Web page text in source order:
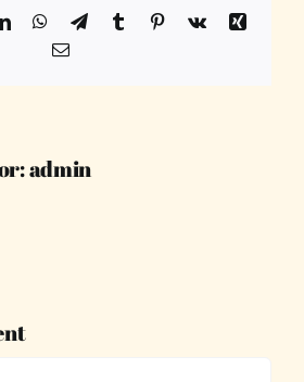
LinkedInWhatsApp
TelegramTumblr Pinterest
Vk
Xing
Email
admin